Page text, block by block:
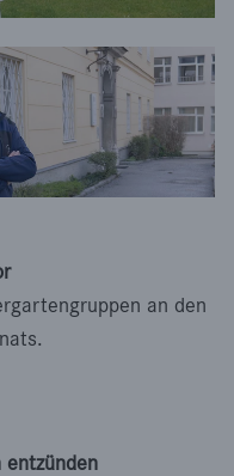
an den
entzünden